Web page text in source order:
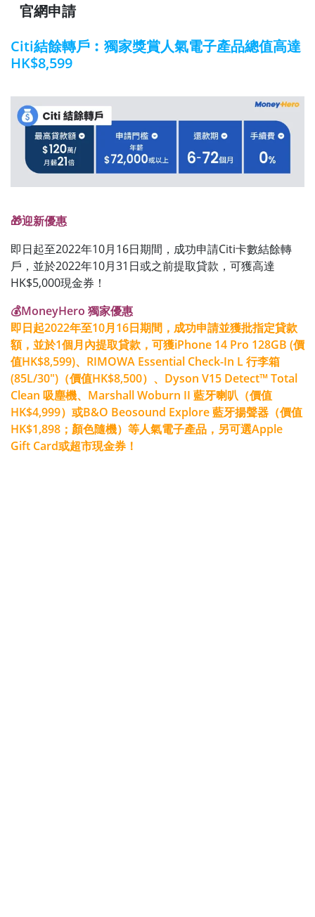
官網申請
Citi結餘轉戶︰獨家獎賞人氣電子產品總值高達
HK$8,599
🎁迎新優惠
即日起至2022年10月16日期間，成功申請Citi卡數結餘轉
戶，並於2022年10月31日或之前提取貸款，可獲高達
HK$5,000現金券！
💰MoneyHero 獨家優惠
即日起2022年至10月16日期間，成功申請並獲批指定貸款
額，並於1個月內提取貸款，可獲iPhone 14 Pro 128GB (價
值HK$8,599)、RIMOWA Essential Check-In L 行李箱
(85L/30")（價值HK$8,500）、Dyson V15 Detect™ Total
Clean 吸塵機、Marshall Woburn II 藍牙喇叭（價值
HK$4,999）或B&O Beosound Explore 藍牙揚聲器（價值
HK$1,898；顏色隨機）等人氣電子產品，另可選Apple
Gift Card或超市現金券！